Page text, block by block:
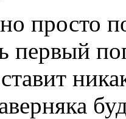
просто
первый